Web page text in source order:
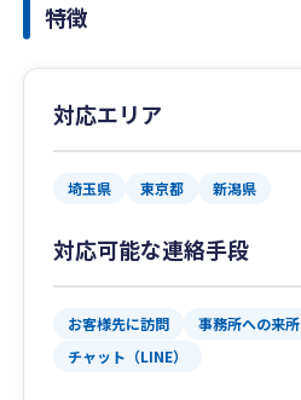
特徴
対応エリア
埼玉県 東京都 新潟県
対応可能な連絡手段
お客様先に訪問 事務所への来所
チャット（LINE）